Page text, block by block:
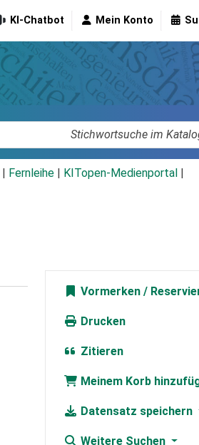
KI-Chatbot Mein Konto
Fernleihe KITopen-Medienportal
Vormerken
Drucken
Zitieren
Meinem Korb
Datensatz speichern
Weitere Suchen